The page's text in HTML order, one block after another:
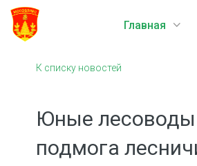
Главная
К списку новостей
Юные
подмога